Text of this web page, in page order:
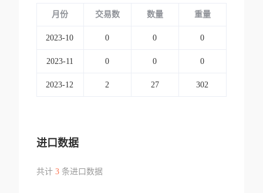
月份 交易数 数量 重量
2023-10 0 0 0
2023-11 0 0 0
2023-12 2 27 302
进口数据
共计 3条进口数据